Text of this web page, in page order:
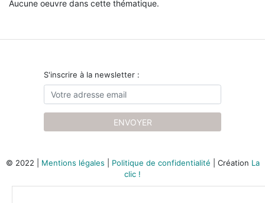
Aucune oeuvre dans cette thématique.
S'inscrire à la newsletter :
ENVOYER
© 2022 | Mentions légales Politique de confidentialité | Création La
clic !